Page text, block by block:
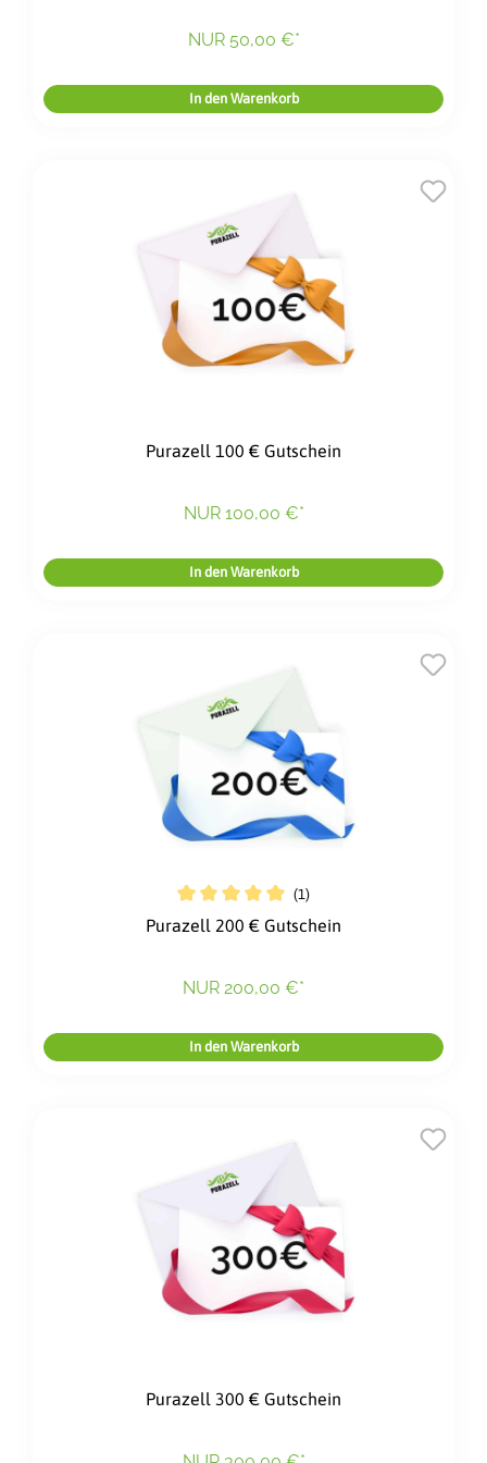
NUR 50,00 €*
In den Warenkorb
Purazell 100 € Gutschein
NUR 100,00 €*
In den Warenkorb
Durchschnittliche Bewertung von 5
(1)
Purazell 200 € Gutschein
NUR 200,00 €*
In den Warenkorb
Purazell 300 € Gutschein